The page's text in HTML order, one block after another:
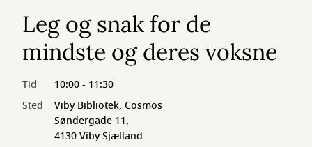
Leg og snak for de
mindste og deres voksne
Tid
10:00 - 11:30
Sted
Viby Bibliotek, Cosmos
Søndergade 11,
4130 Viby Sjælland